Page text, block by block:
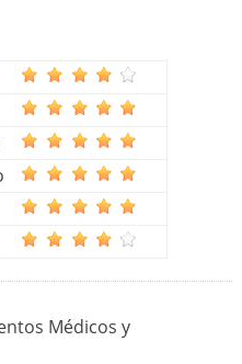
Médicos y